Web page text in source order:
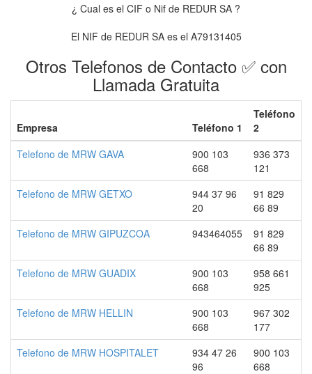
¿ Cual es el CIF o Nif de REDUR SA ?
El NIF de REDUR SA es el A79131405
Otros Telefonos de Contacto ✅ con
Llamada Gratuita
Empresa Teléfono 1
Teléfono
2
Telefono de MRW GAVA
900 103
668
936 373
121
Telefono de MRW GETXO
944 37 96
20
91 829
66 89
Telefono de MRW GIPUZCOA
943464055
91 829
66 89
Telefono de MRW GUADIX
900 103
668
958 661
925
Telefono de MRW HELLIN
900 103
668
967 302
177
Telefono de MRW HOSPITALET
934 47 26
96
900 103
668